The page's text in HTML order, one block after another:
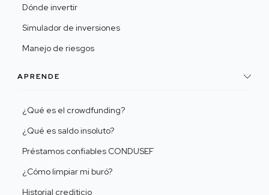
Dónde invertir
Simulador de inversiones
Manejo de riesgos
APRENDE
¿Qué es el crowdfunding?
¿Qué es saldo insoluto?
Préstamos confiables CONDUSEF
¿Cómo limpiar mi buró?
Historial crediticio